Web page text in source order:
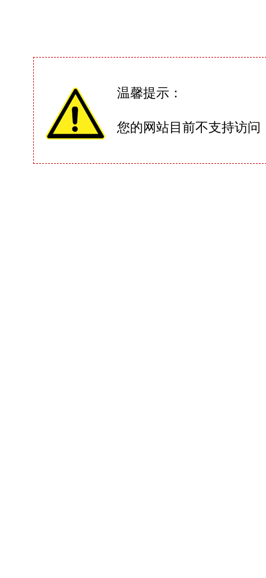
温馨提示：
您的网站目前不支持访